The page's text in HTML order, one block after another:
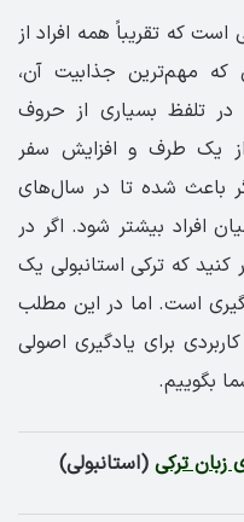
است که تقریباً همه افراد از
که مهم‌ترین جذابیت آن،
در تلفظ بسیاری از حروف
از یک طرف و افزایش سفر
باعث شده تا در سال‌های
افراد بیشتر شود. اگر در
که ترکی استانبولی یک
است. اما در این مطلب
تا به شما ۷ گام کاربردی برای یادگیری اصولی
بگوییم.
زبان ترکی (استانبولی)